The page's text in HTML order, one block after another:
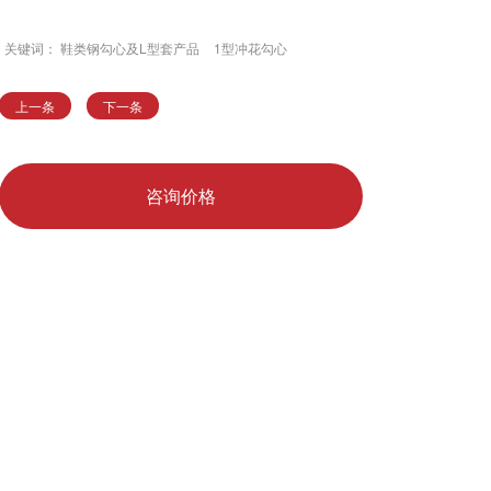
关键词： 鞋类钢勾心及L型套产品 1型冲花勾心
上一条 下一条
咨询价格